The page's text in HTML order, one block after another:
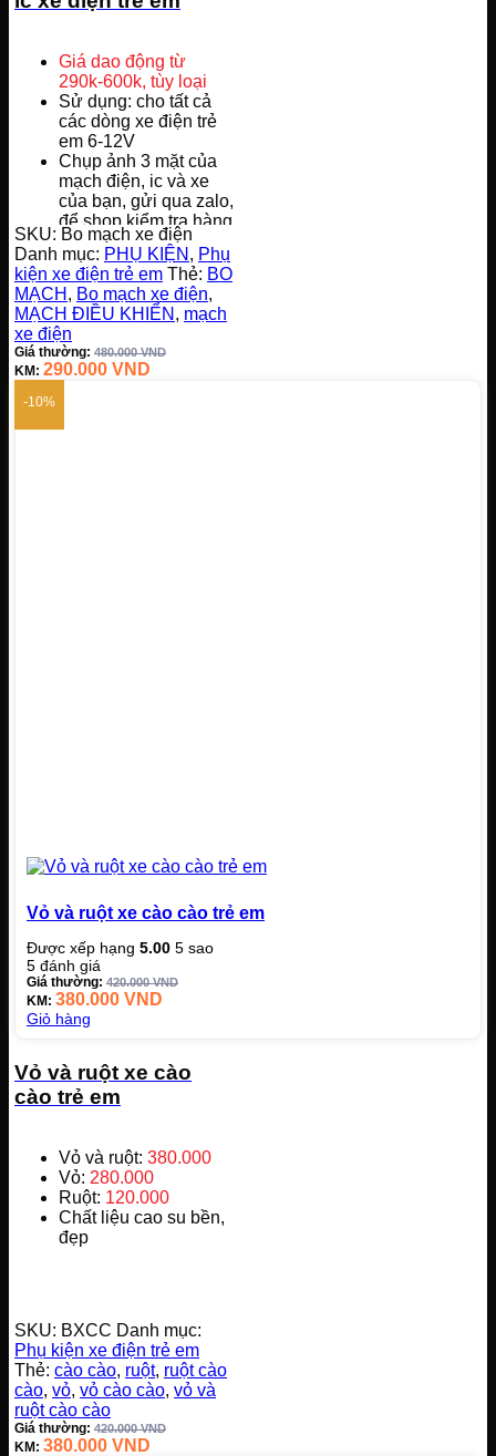
Giá dao động từ
290k-600k, tùy loại
Sử dụng: cho tất cả
các dòng xe điện trẻ
em 6-12V
Chụp ảnh 3 mặt của
mạch điện, ic và xe
của bạn, gửi qua zalo,
để shop kiểm tra hàng
cho bạn
Hàng nhập khẩu, chất
lượng cao
Dùng cho tất cả các
loại xe ô tô điện trẻ
em
SKU: Bo mạch xe điện
Danh mục: PHỤ KIỆN , Phụ
kiện xe điện trẻ em Thẻ: BO
MẠCH , Bo mạch xe điện,
MẠCH ĐIỀU KHIỂN , mạch
xe điện
Giá thường: 480.000VND
KM: 290.000 VND
-10%
Vỏ và ruột xe cào cào trẻ em
Được xếp hạng 5.00 5 sao
5 đánh giá
Giá thường: 420.000VND
KM: 380.000 VND
Giỏ hàng
Vỏ và ruột xe cào
cào trẻ em
Vỏ và ruột: 380.000
Vỏ: 280.000
Ruột: 120.000
Chất liệu cao su bền,
đẹp
SKU: BXCC Danh mục:
Phụ kiện xe điện trẻ em
Thẻ: cào cào, ruột, ruột cào
cào, vỏ, vỏ cào cào, vỏ và
ruột cào cào
Giá thường: 420.000VND
KM: 380.000 VND